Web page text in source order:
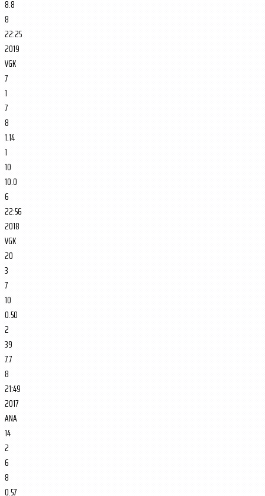
8.8
8
22:25
2019
VGK
7
1
7
8
1.14
1
10
10.0
6
22:56
2018
VGK
20
3
7
10
0.50
2
39
7.7
8
21:49
2017
ANA
14
2
6
8
0.57